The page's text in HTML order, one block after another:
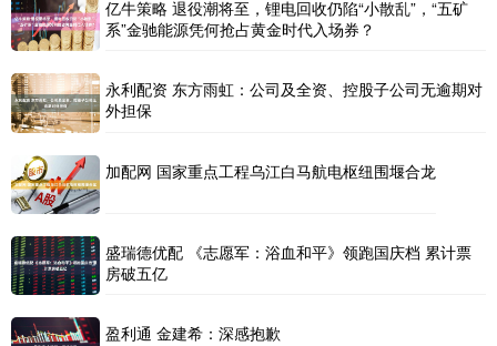
亿牛策略 退役潮将至，锂电回收仍陷“小散乱”，“五矿
系”金驰能源凭何抢占黄金时代入场券？
永利配资 东方雨虹：公司及全资、控股子公司无逾期对
外担保
加配网 国家重点工程乌江白马航电枢纽围堰合龙
盛瑞德优配 《志愿军：浴血和平》领跑国庆档 累计票
房破五亿
盈利通 金建希：深感抱歉